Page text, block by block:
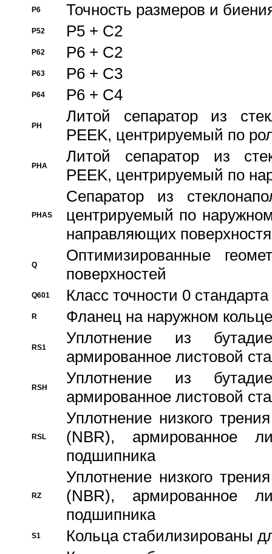
P6 Точность размеров и
P52 P5 + C2
P62 P6 + C2
P63 P6 + C3
P64 P6 + C4
PH
Литой сепаратор из
PEEK, центрируемый по
PHA
Литой сепаратор из
PEEK, центрируемый по
PHAS
Сепаратор из
центрируемый по
направляющих
Q
Оптимизированные
поверхностей
Q601 Класс точности 0
R Фланец на наружном кольце
RS1
Уплотнение из
армированное листовой
RSH
Уплотнение из
армированное листовой
RSL
Уплотнение низкого
(NBR), армированное
подшипника
RZ
Уплотнение низкого
(NBR), армированное
подшипника
S1 Кольца стабилизированы